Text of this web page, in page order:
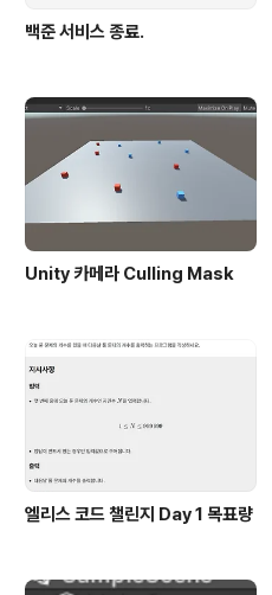
백준 서비스 종료.
Unity 카메라 Culling Mask
엘리스 코드 챌린지 Day 1 목표량